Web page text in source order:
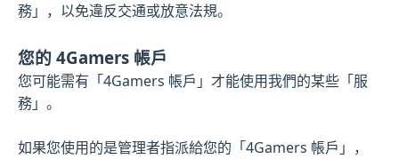
務」，以免違反交通或放意法規。
您的 4Gamers 帳戶
您可能需有「4Gamers 帳戶」才能使用我們的某些「服
務」。
如果您使用的是管理者指派給您的「4Gamers 帳戶」，